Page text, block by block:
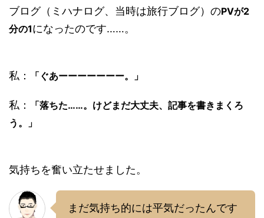
ブログ（ミハナログ、当時は旅行ブログ）のPVが2
分の1になったのです……。
私： 「ぐあーーーーーーー。」
私：
「落ちた……。けどまだ大丈夫、記事を書きまくろ
う。」
気持ちを奮い立たせました。
まだ気持ち的には平気だったんです